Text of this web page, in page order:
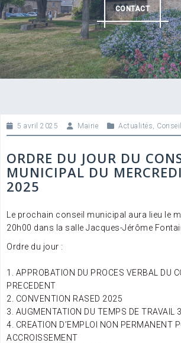
CONTACT
5 avril 2025 Mairie Actualités,
ORDRE DU JOUR DU
MUNICIPAL DU
2025
Le prochain conseil municipal aura lieu le
20h00 dans la salle Jacques-Jérôme
Ordre du jour :
1. APPROBATION DU PROCES VERBAL DU
PRECEDENT
2. CONVENTION RASED 2025
3. AUGMENTATION DU TEMPS DE TRAVAIL
4. CREATION D’EMPLOI NON PERMANENT
ACCROISSEMENT